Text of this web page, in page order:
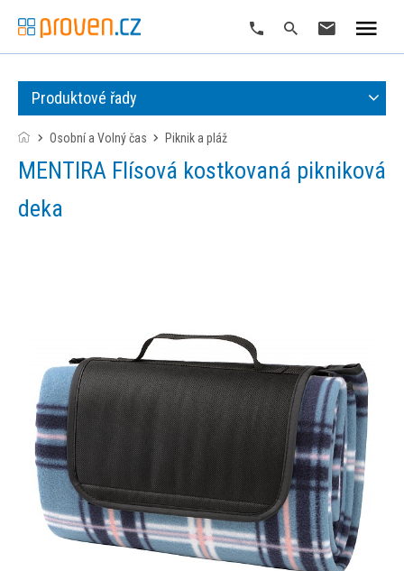
Produktové řady
Osobní a Volný čas piknik a pláž
MENTIRA Flísová kostkovaná pikniková
deka